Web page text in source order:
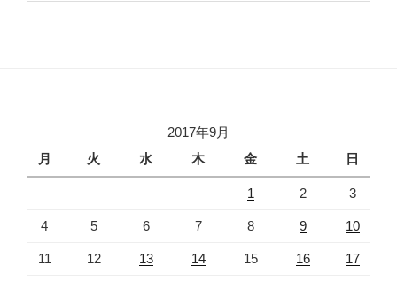
2017年9月
月
火 水 木 金 土 日
1 2 3
4 5 6 7 8 9 10
11 12 13 14 15 16 17